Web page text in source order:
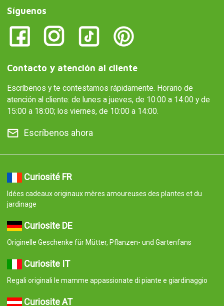
Síguenos
Contacto y atención al cliente
Escríbenos y te contestamos rápidamente. Horario de
atención al cliente: de lunes a jueves, de 10:00 a 14:00 y de
15:00 a 18:00; los viernes, de 10:00 a 14:00.
Escríbenos ahora
Curiosité FR
Idées cadeaux originaux mères amoureuses des plantes et du
jardinage
Curiosite DE
Originelle Geschenke für Mütter, Pflanzen- und Gartenfans
Curiosite IT
Regali originali le mamme appassionate di piante e giardinaggio
Curiosite AT